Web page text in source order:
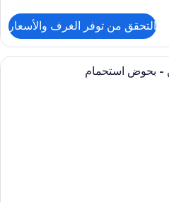
التحقق من توفر الغرف والأسعار
أغطية فراش متميزة وأسرّة بإسفنج
- بحوض استحمام